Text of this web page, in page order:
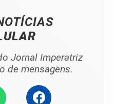
Jornal Imperatriz
de mensagens.